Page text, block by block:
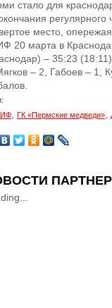
стало для
место,
20 марта в
– 35:23
– 2, Габоев – 1,
ГК «Пермские медведи»